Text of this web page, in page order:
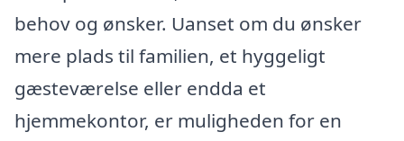
behov og ønsker. Uanset om du ønsker
mere plads til familien, et hyggeligt
gæsteværelse eller endda et
hjemmekontor, er muligheden for en